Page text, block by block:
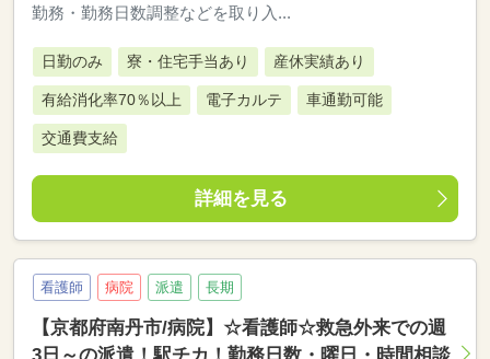
勤務・勤務日数調整などを取り入...
日勤のみ 寮・住宅手当あり 産休実績あり
有給消化率70％以上 電子カルテ 車通勤可能
交通費支給
詳細を見る
看護師 病院 派遣 長期
【京都府南丹市/病院】☆看護師☆救急外来での週